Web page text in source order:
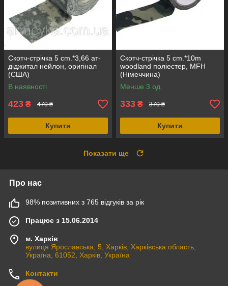
Скотч-стрічка 5 cm.*3,66 ат-
діджитал нейлон, оригінал
(США)
В наявності
423 ₴ 470 ₴
Купити
Скотч-стрічка 5 cm.*10m
woodland поліестер, MFH
(Німеччина)
Менше 3 од.
333 ₴ 370 ₴
Купити
Показати ще
Про нас
98% позитивних з 765 відгуків за рік
Працює з 15.06.2014
м. Харків
вулиця Ярославська, 5, Харків, Харківська область,
Україна, 61052, Харків, Україна
Контакти